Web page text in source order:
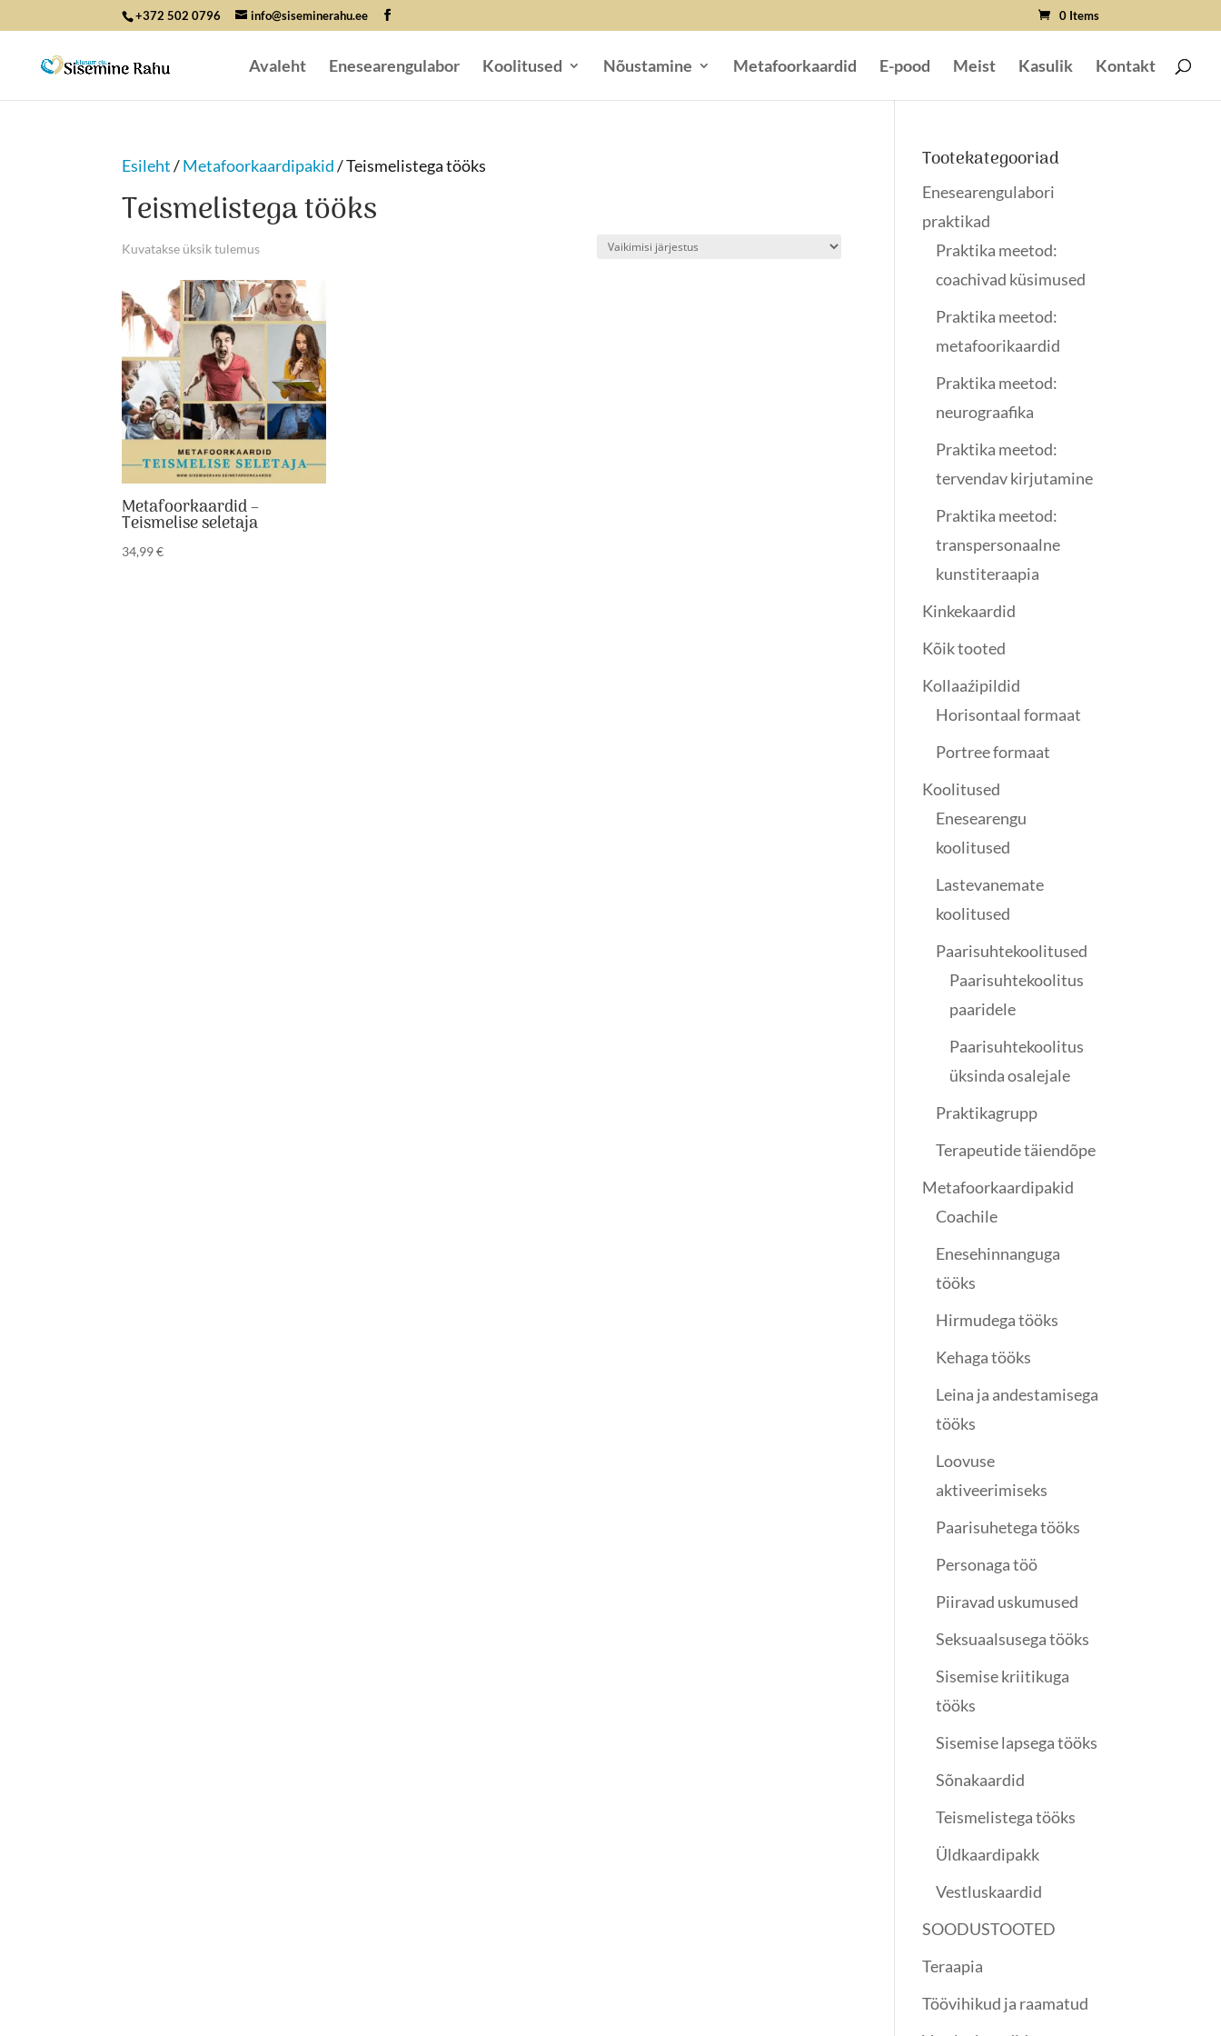
+372 502 0796 info@siseminerahu.ee 0 Items
Avaleht Enesearengulabor Koolitused Nõustamine Metafoorkaardid E-pood Meist Kasulik Kontakt
Esileht/Metafoorkaardipakid/ Teismelistega tööks
Teismelistega tööks
Kuvatakse üksik tulemus
Metafoorkaardid –
Teismelise seletaja
34,99€
Tootekategooriad
Enesearengulabori
praktikad
Praktika meetod:
coachivad küsimused
Praktika meetod:
metafoorikaardid
Praktika meetod:
neurograafika
Praktika meetod:
tervendav kirjutamine
Praktika meetod:
transpersonaalne
kunstiteraapia
Kinkekaardid
Kõik tooted
Kollaaźipildid
Horisontaal formaat
Portree formaat
Koolitused
Enesearengu
koolitused
Lastevanemate
koolitused
Paarisuhtekoolitused
Paarisuhtekoolitus
paaridele
Paarisuhtekoolitus
üksinda osalejale
Praktikagrupp
Terapeutide täiendõpe
Metafoorkaardipakid
Coachile
Enesehinnanguga
tööks
Hirmudega tööks
Kehaga tööks
Leina ja andestamisega
tööks
Loovuse
aktiveerimiseks
Paarisuhetega tööks
Personaga töö
Piiravad uskumused
Seksuaalsusega tööks
Sisemise kriitikuga
tööks
Sisemise lapsega tööks
Sõnakaardid
Teismelistega tööks
Üldkaardipakk
Vestluskaardid
SOODUSTOOTED
Teraapia
Töövihikud ja raamatud